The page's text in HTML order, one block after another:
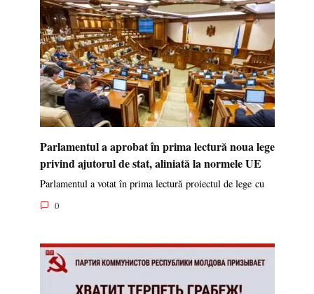
Parlamentul a aprobat în prima lectură noua lege
privind ajutorul de stat, aliniată la normele UE
Parlamentul a votat în prima lectură proiectul de lege cu
0